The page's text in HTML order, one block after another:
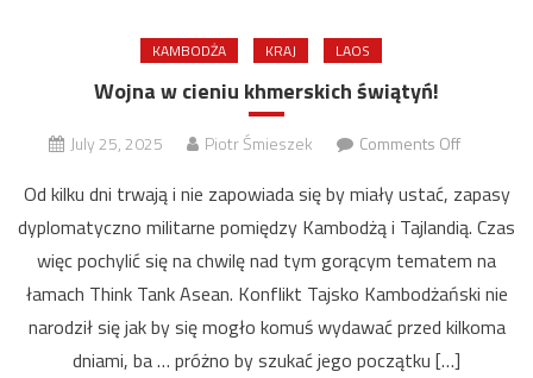
KAMBODŻA KRAJ LAOS
Wojna w cieniu khmerskich świątyń!
July 25, 2025 Piotr Śmieszek Comments Offon
w
cieniu
świątyń!
Od kilku dni trwają i nie zapowiada się by miały ustać, zapasy
dyplomatyczno militarne pomiędzy Kambodżą i Tajlandią. Czas
więc pochylić się na chwilę nad tym gorącym tematem na
łamach Think Tank Asean. Konflikt Tajsko Kambodżański nie
narodził się jak by się mogło komuś wydawać przed kilkoma
dniami, ba … próżno by szukać jego początku […]